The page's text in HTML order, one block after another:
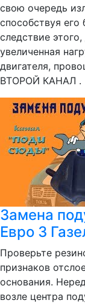
свою очередь
способствуя
следствие
увеличенная
двигателя,
ВТОРОЙ КАНАЛ .
Замена
Евро 3
Проверьте
признаков
основания.
возле центра